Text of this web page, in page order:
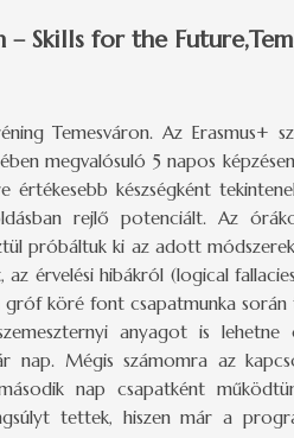
Skills for the
Temesváron. Az Erasmus+
megvalósuló 5 napos
készségként
rejlő potenciált. Az
próbáltuk ki az adott
érvelési hibákról (logical
köré font csapatmunka során
anyagot is
nap. Mégis számomra az
nap csapatként
tettek, hiszen már a